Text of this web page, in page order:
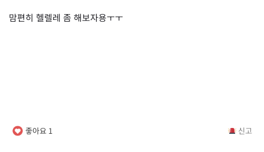
맘편히 헬렐레 좀 해보자용ㅜㅜ
좋아요 1 신고